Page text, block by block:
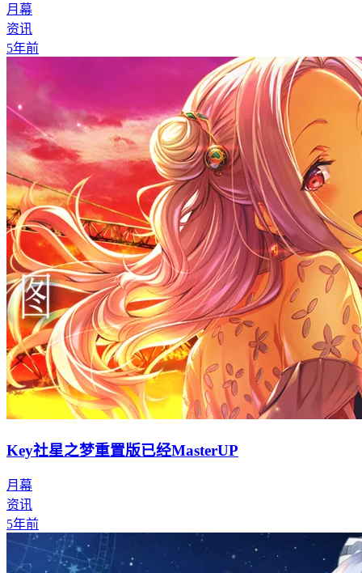
月幕
资讯
5年前
Key社星之梦重置版已经MasterUP
月幕
资讯
5年前